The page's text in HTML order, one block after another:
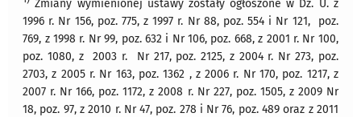
Zmiany wymienionej ustawy zostały ogłoszone w Dz. U. z
1996 r. Nr 156, poz. 775, z 1997 r. Nr 88, poz. 554 i Nr 121, poz.
769, z 1998 r. Nr 99, poz. 632 i Nr 106, poz. 668, z 2001 r. Nr 100,
poz. 1080, z 2003 r. Nr 217, poz. 2125, z 2004 r. Nr 273, poz.
2703, z 2005 r. Nr 163, poz. 1362 , z 2006 r. Nr 170, poz. 1217, z
2007 r. Nr 166, poz. 1172, z 2008 r. Nr 227, poz. 1505, z 2009 Nr
18, poz. 97, z 2010 r. Nr 47, poz. 278 i Nr 76, poz. 489 oraz z 2011